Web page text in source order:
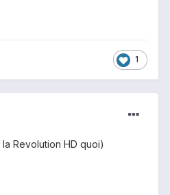
1
Revolution HD quoi)